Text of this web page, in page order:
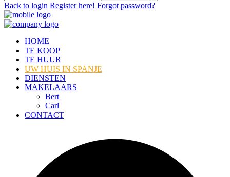
Back to login Register here! Forgot password?
HOME
TE KOOP
TE HUUR
UW HUIS IN SPANJE
DIENSTEN
MAKELAARS
Bert
Carl
CONTACT